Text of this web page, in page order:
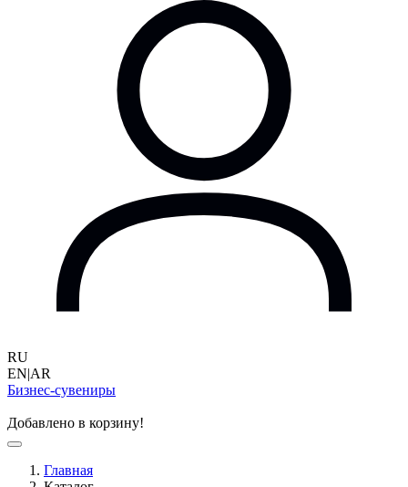
RU
EN|AR
Бизнес-сувениры
Добавлено в корзину!
Главная